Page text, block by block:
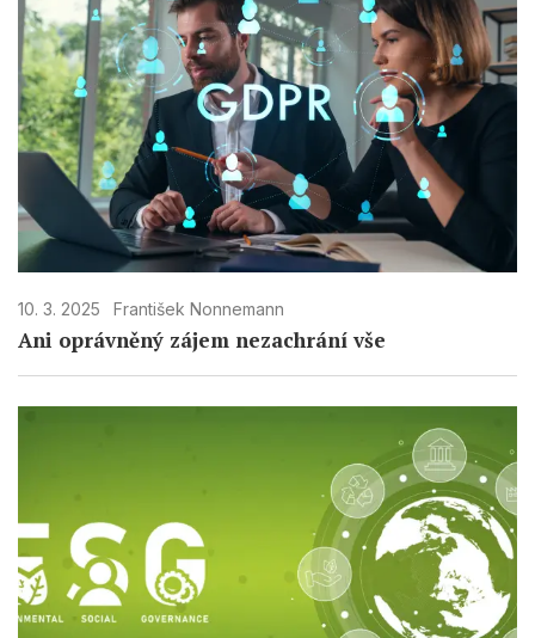
10. 3. 2025 František Nonnemann
Ani oprávněný zájem nezachrání vše
Measure content performance
Understand audiences through statistics
or combinations of data from different
sources
Develop and improve services
Use limited data to select content
IAB Special Features:
Use precise geolocation data
Identify devices based on information
actively requested
Functional
Advertising